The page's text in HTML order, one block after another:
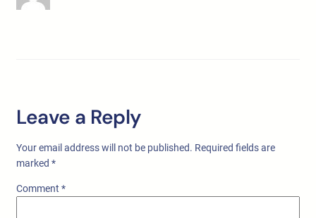
Leave a Reply
Your email address will not be published. Required fields are
marked *
Comment *